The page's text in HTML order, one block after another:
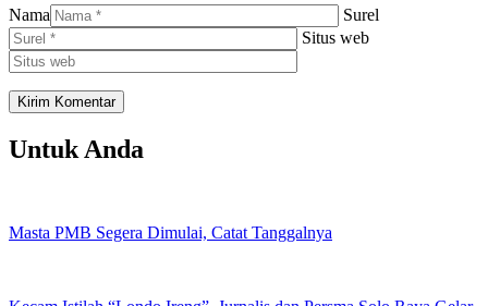
Nama
Surel
Situs web
Untuk Anda
Masta PMB Segera Dimulai, Catat Tanggalnya